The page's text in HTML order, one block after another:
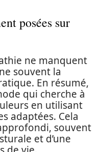
posées sur
ne manquent
souvent la
En résumé,
qui cherche à
en utilisant
adaptées. Cela
souvent
et d’une